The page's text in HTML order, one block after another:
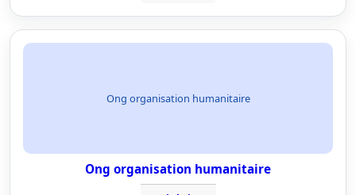
Ong organisation humanitaire
Ong organisation humanitaire